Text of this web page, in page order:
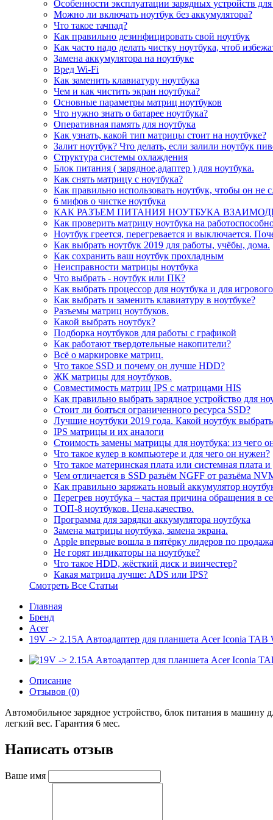
Особенности эксплуатации зарядных устройств
Можно ли включать ноутбук без аккумулятора?
Что такое тачпад?
Как правильно дезинфицировать свой ноутбук
Как часто надо делать чистку ноутбука, чтоб
Замена аккумулятора на ноутбуке
Вред Wi-Fi
Как заменить клавиатуру ноутбука
Чем и как чистить экран ноутбука?
Основные параметры матриц ноутбуков
Что нужно знать о батарее ноутбука?
Оперативная память для ноутбука
Как узнать, какой тип матрицы стоит на ноутбуке?
Залит ноутбук? Что делать, если залили ноутбук
Структура системы охлаждения
Блок питания ( зарядное,адаптер ) для ноутбука.
Как снять матрицу с ноутбука?
Как правильно использовать ноутбук, чтобы он не
6 мифов о чистке ноутбука
КАК РАЗЪЕМ ПИТАНИЯ НОУТБУКА
Как проверить матрицу ноутбука на
Ноутбук греется, перегревается и выключается.
Как выбрать ноутбук 2019 для работы, учёбы, дома.
Как сохранить ваш ноутбук прохладным
Неисправности матрицы ноутбука
Что выбрать - ноутбук или ПК?
Как выбрать процессор для ноутбука и для
Как выбрать и заменить клавиатуру в ноутбуке?
Разъемы матриц ноутбуков.
Какой выбрать ноутбук?
Подборка ноутбуков для работы с графикой
Как работают твердотельные накопители?
Всё о маркировке матриц.
Что такое SSD и почему он лучше HDD?
ЖК матрицы для ноутбуков.
Совместимость матриц IPS с матрицами HIS
Как правильно выбрать зарядное устройство для
Стоит ли бояться ограниченного ресурса SSD?
Лучшие ноутбуки 2019 года. Какой ноутбук
IPS матрицы и их аналоги
Стоимость замены матрицы для ноутбука: из чего
Что такое кулер в компьютере и для чего он нужен?
Что такое материнская плата или системная плата
Чем отличается в SSD разъём NGFF от разъёма
Как правильно заряжать новый аккумулятор
Перегрев ноутбука – частая причина обращения в
ТОП-8 ноутбуков. Цена,качество.
Программа для зарядки аккумулятора ноутбука
Замена матрицы ноутбука, замена экрана.
Apple впервые вошла в пятёрку лидеров по
Не горят индикаторы на ноутбуке?
Что такое HDD, жёсткий диск и винчестер?
Какая матрица лучше: ADS или IPS?
Смотреть Все Статьи
Главная
Бренд
Acer
19V -> 2.15A Автоадаптер для планшета Acer Iconia TAB
Описание
Отзывов (0)
Автомобильное зарядное устройство, блок питания в
легкий вес. Гарантия 6 мес.
Написать отзыв
Ваше имя